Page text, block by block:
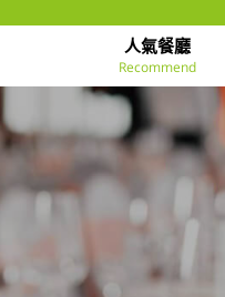
人氣餐廳
Recommend